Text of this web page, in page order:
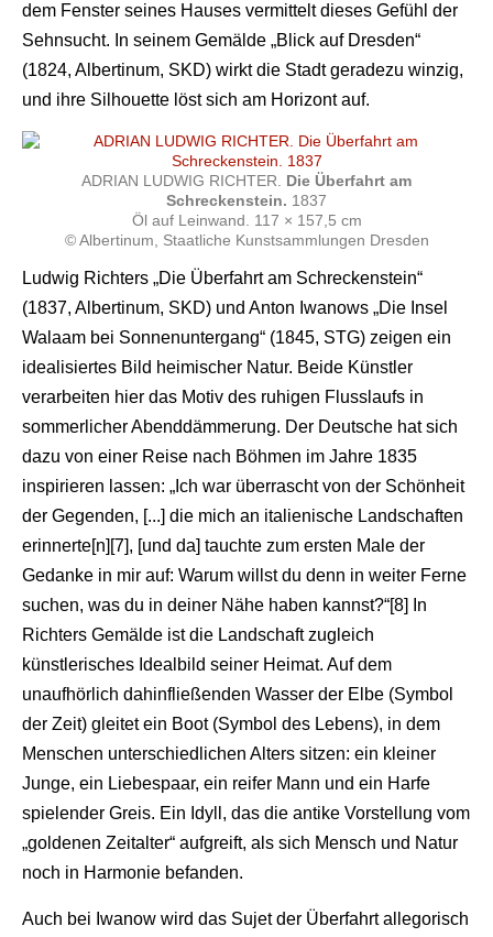
dem Fenster seines Hauses vermittelt dieses Gefühl der
Sehnsucht. In seinem Gemälde „Blick auf Dresden“
(1824, Albertinum, SKD) wirkt die Stadt geradezu winzig,
und ihre Silhouette löst sich am Horizont auf.
ADRIAN LUDWIG RICHTER. Die Überfahrt am
Schreckenstein. 1837
Öl auf Leinwand. 117 × 157,5 cm
© Albertinum, Staatliche Kunstsammlungen Dresden
Ludwig Richters „Die Überfahrt am Schreckenstein“
(1837, Albertinum, SKD) und Anton Iwanows „Die Insel
Walaam bei Sonnenuntergang“ (1845, STG) zeigen ein
idealisiertes Bild heimischer Natur. Beide Künstler
verarbeiten hier das Motiv des ruhigen Flusslaufs in
sommerlicher Abenddämmerung. Der Deutsche hat sich
dazu von einer Reise nach Böhmen im Jahre 1835
inspirieren lassen: „Ich war überrascht von der Schönheit
der Gegenden, [...] die mich an italienische Landschaften
erinnerte[n][7], [und da] tauchte zum ersten Male der
Gedanke in mir auf: Warum willst du denn in weiter Ferne
suchen, was du in deiner Nähe haben kannst?“[8] In
Richters Gemälde ist die Landschaft zugleich
künstlerisches Idealbild seiner Heimat. Auf dem
unaufhörlich dahinfließenden Wasser der Elbe (Symbol
der Zeit) gleitet ein Boot (Symbol des Lebens), in dem
Menschen unterschiedlichen Alters sitzen: ein kleiner
Junge, ein Liebespaar, ein reifer Mann und ein Harfe
spielender Greis. Ein Idyll, das die antike Vorstellung vom
„goldenen Zeitalter“ aufgreift, als sich Mensch und Natur
noch in Harmonie befanden.
Auch bei Iwanow wird das Sujet der Überfahrt allegorisch